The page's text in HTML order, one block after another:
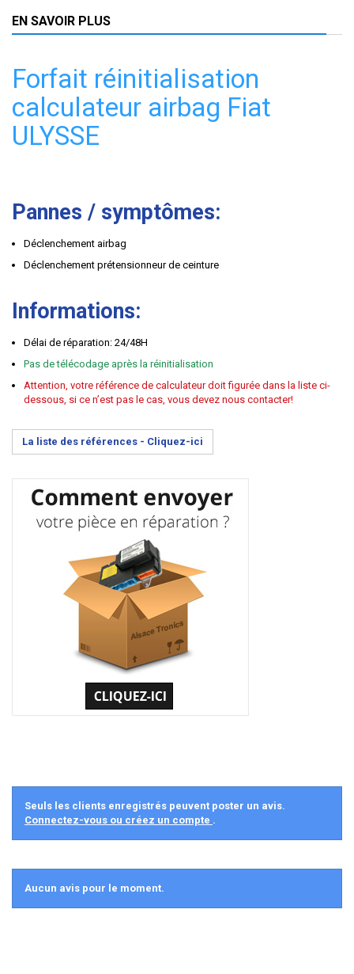
EN SAVOIR PLUS
Forfait réinitialisation
calculateur airbag Fiat
ULYSSE
Pannes / symptômes:
Déclenchement airbag
Déclenchement prétensionneur de ceinture
Informations:
Délai de réparation: 24/48H
Pas de télécodage après la réinitialisation
Attention, votre référence de calculateur doit figurée dans la liste ci-
dessous, si ce n’est pas le cas, vous devez nous contacter!
La liste des références - Cliquez-ici
Seuls les clients enregistrés peuvent poster un avis.
Connectez-vous ou créez un compte .
Aucun avis pour le moment.